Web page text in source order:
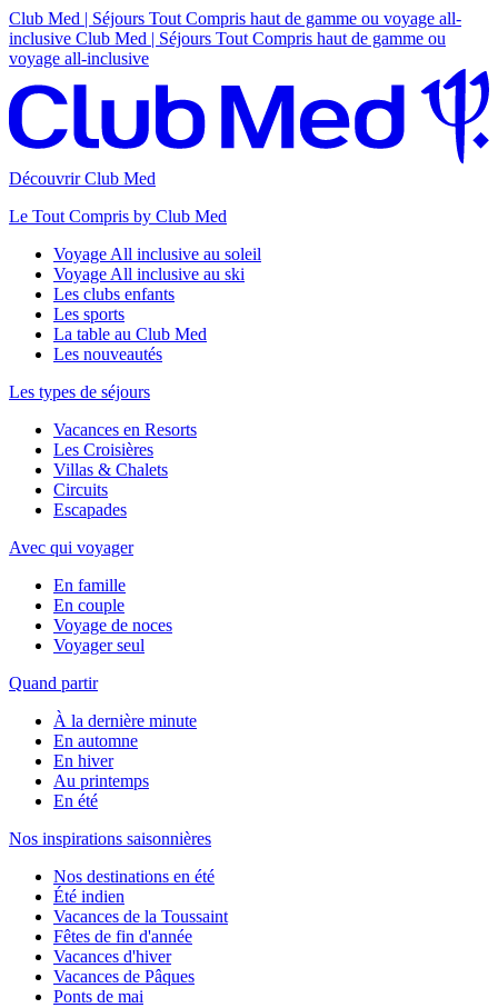
Club Med | Séjours Tout Compris haut de gamme ou voyage all-
inclusive Club Med | Séjours Tout Compris haut de gamme ou
voyage all-inclusive
Découvrir Club Med
Le Tout Compris by Club Med
Voyage All inclusive au soleil
Voyage All inclusive au ski
Les clubs enfants
Les sports
La table au Club Med
Les nouveautés
Les types de séjours
Vacances en Resorts
Les Croisières
Villas & Chalets
Circuits
Escapades
Avec qui voyager
En famille
En couple
Voyage de noces
Voyager seul
Quand partir
À la dernière minute
En automne
En hiver
Au printemps
En été
Nos inspirations saisonnières
Nos destinations en été
Été indien
Vacances de la Toussaint
Fêtes de fin d'année
Vacances d'hiver
Vacances de Pâques
Ponts de mai